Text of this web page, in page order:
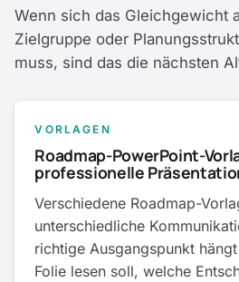
Wenn sich das Gleichgewicht
Zielgruppe oder
muss, sind das die nächsten
VORLAGEN
Roadmap-PowerPoint-
professionelle
Verschiedene Roadmap-
unterschiedliche
richtige Ausgangspunkt
Folie lesen soll, welche